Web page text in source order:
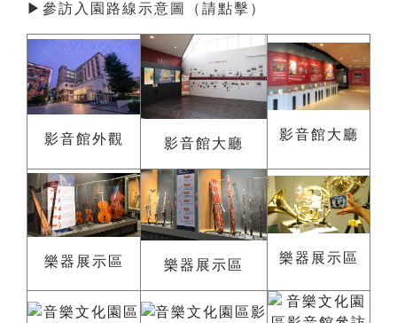
▶ 參訪入園路線示意圖（請點擊）
影音館外觀 影音館大廳
影音館大廳
樂器展示區 樂器展示區 樂器展示區